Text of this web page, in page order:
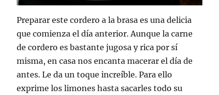
Preparar este cordero a la brasa es una delicia
que comienza el día anterior. Aunque la carne
de cordero es bastante jugosa y rica por sí
misma, en casa nos encanta macerar el día de
antes. Le da un toque increíble. Para ello
exprime los limones hasta sacarles todo su